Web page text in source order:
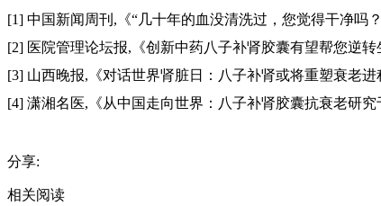
[1] 中国新闻周刊,《“几十年的血没清洗过，您觉得干净吗？
[2] 医院管理论坛报,《创新中药八子补肾胶囊有望帮您逆转
[3] 山西晚报,《对话世界肾脏日：八子补肾或将重塑衰老进
[4] 潇湘名医,《从中国走向世界：八子补肾胶囊抗衰老研
分享:
相关阅读